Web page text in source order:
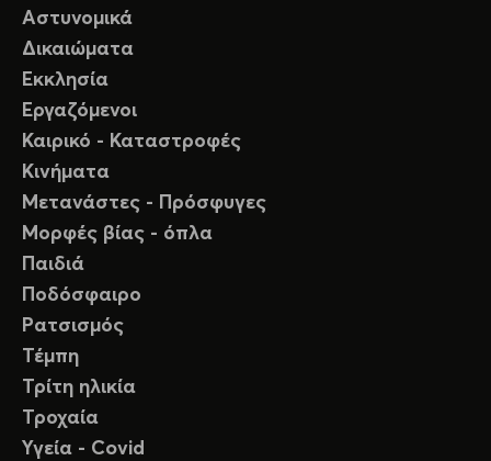
Αστυνομικά
Δικαιώματα
Εκκλησία
Εργαζόμενοι
Καιρικό - Καταστροφές
Κινήματα
Μετανάστες - Πρόσφυγες
Μορφές βίας - όπλα
Παιδιά
Ποδόσφαιρο
Ρατσισμός
Τέμπη
Τρίτη ηλικία
Τροχαία
Υγεία - Covid